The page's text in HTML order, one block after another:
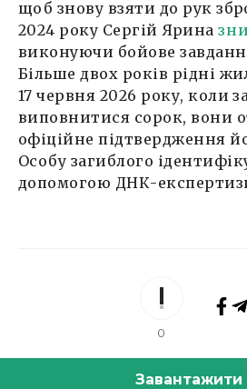
щоб знову взяти до рук
2024 року Сергій Ярина
виконуючи бойове
Більше двох років рідні
17 червня 2026 року, коли
виповнитися сорок, вони
офіційне підтвердження
Особу загиблого
допомогою ДНК-
0